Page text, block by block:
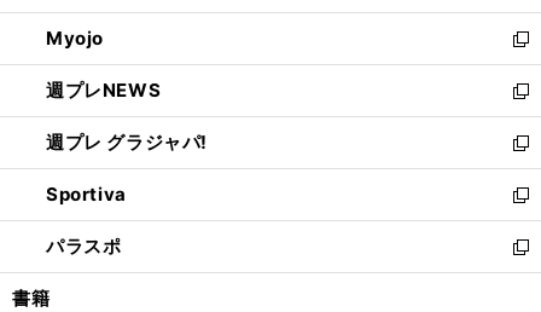
開
く
ウ
で
開
く
ン
ド
ウ
で
開
く
ウ
ィ
ン
ド
ウ
で
開
く
Myojo
新
し
い
ウ
ィ
ン
ド
ウ
で
開
週プレNEWS
新
し
い
ウ
ィ
ン
ド
ウ
週プレ グラジャパ!
新
し
い
ウ
ィ
ン
Sportiva
新
し
い
ウ
パラスポ
新
し
書籍